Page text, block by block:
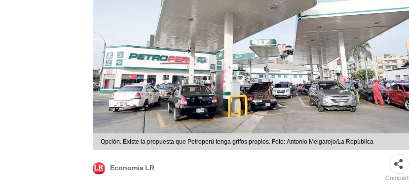
Opción. Existe la propuesta que Petroperú tenga grifos propios. Foto: Antonio Melgarejo/La República
Compartir